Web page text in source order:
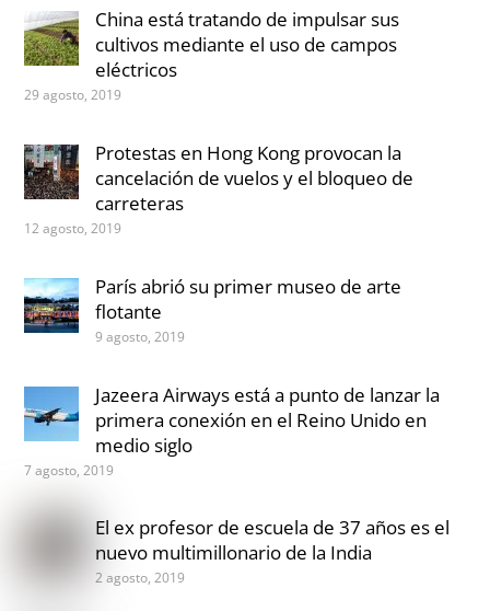
China está tratando de impulsar sus
cultivos mediante el uso de campos
eléctricos
29 agosto, 2019
Protestas en Hong Kong provocan la
cancelación de vuelos y el bloqueo de
carreteras
12 agosto, 2019
París abrió su primer museo de arte
flotante
9 agosto, 2019
Jazeera Airways está a punto de lanzar la
primera conexión en el Reino Unido en
medio siglo
7 agosto, 2019
El ex profesor de escuela de 37 años es el
nuevo multimillonario de la India
2 agosto, 2019